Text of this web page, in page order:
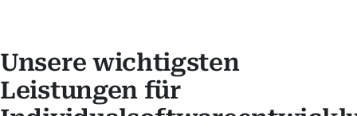
Unsere wichtigsten
Leistungen für